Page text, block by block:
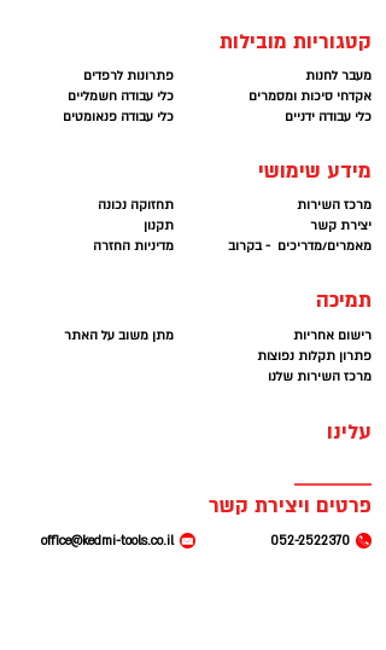
הגברה/ הנמכת שמע, מענה/ ניתוק שיחה
• צבע:שחור
• סוג האוזנייה:
אוזניית בלוטות'
• זמן מוזיקה:כ-4 שעות
• סוללה:3.7V/ 90mAh
• שליטה:
• טווח בלוטות': 10 מטרים
אחריות: שנה
קטגוריות מובילות
פתרונות לרפדים
כלי עבודה חשמליים
כלי עבודה פנאומטים
מעבר לחנות
אקדחי סיכות ומסמרים
כלי עבודה ידניים
מידע שימושי
תחזוקה נכונה
תקנון
מדיניות החזרה
מרכז השירות
יצירת קשר
מאמרים/מדריכים - בקרוב
תמיכה
מתן משוב על האתר
רישום אחריות
פתרון תקלות נפוצות
מרכז השירות שלנו
עלינו
פרטים ויצירת קשר
office@kedmi-tools.co.il
052-2522370